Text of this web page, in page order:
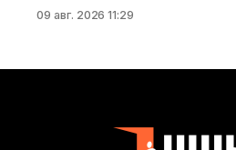
ылайык, Нарындын мэри
09 авг. 2026 11:29